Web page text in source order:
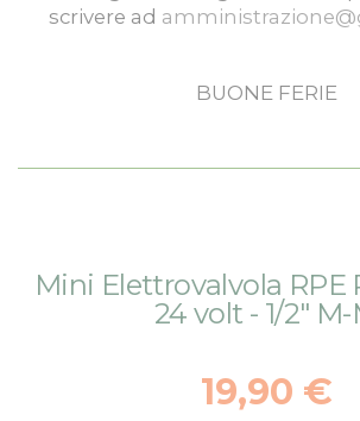
scrivere ad
BUONE FERIE
alla
all'inizio
Mini Elettrovalvola RPE
24 volt - 1/2" M-
19,90 €